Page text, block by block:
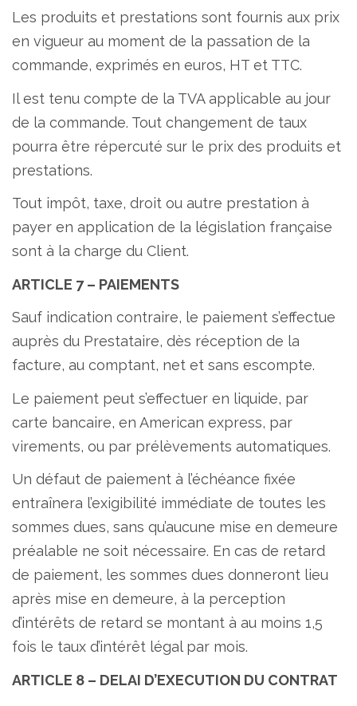
Les produits et prestations sont fournis aux prix
en vigueur au moment de la passation de la
commande, exprimés en euros, HT et TTC.
Il est tenu compte de la TVA applicable au jour
de la commande. Tout changement de taux
pourra être répercuté sur le prix des produits et
prestations.
Tout impôt, taxe, droit ou autre prestation à
payer en application de la législation française
sont à la charge du Client.
ARTICLE 7 – PAIEMENTS
Sauf indication contraire, le paiement s’effectue
auprès du Prestataire, dès réception de la
facture, au comptant, net et sans escompte.
Le paiement peut s’effectuer en liquide, par
carte bancaire, en American express, par
virements, ou par prélèvements automatiques.
Un défaut de paiement à l’échéance fixée
entraînera l’exigibilité immédiate de toutes les
sommes dues, sans qu’aucune mise en demeure
préalable ne soit nécessaire. En cas de retard
de paiement, les sommes dues donneront lieu
après mise en demeure, à la perception
d’intérêts de retard se montant à au moins 1,5
fois le taux d’intérêt légal par mois.
ARTICLE 8 – DELAI D’EXECUTION DU CONTRAT